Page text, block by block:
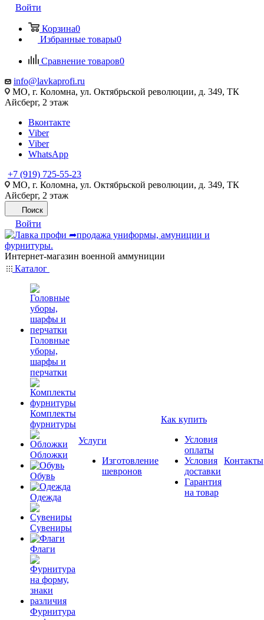
Войти
Корзина0
Избранные товары0
Сравнение товаров0
info@lavkaprofi.ru
МО, г. Коломна, ул. Октябрьской революции, д. 349, ТК
Айсберг, 2 этаж
Вконтакте
Viber
Viber
WhatsApp
+7 (919) 725-55-23
МО, г. Коломна, ул. Октябрьской революции, д. 349, ТК
Айсберг, 2 этаж
Поиск
Войти
Интернет-магазин военной аммуниции
Каталог
Головные
уборы,
шарфы и
перчатки
Комплекты
фурнитуры
Обложки
Обувь
Одежда
Сувениры
Флаги
Фурнитура
Услуги
Изготовление
шевронов
Как купить
Условия
оплаты
Условия
доставки
Гарантия
на товар
Контакты